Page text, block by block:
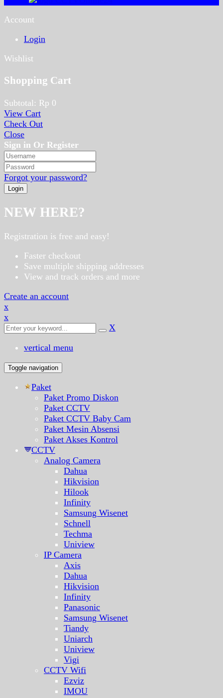
Account
Login
Wishlist
Shopping Cart
Subtotal: Rp 0
View Cart
Check Out
Close
Sign in Or Register
Forgot your password?
NEW HERE?
Registration is free and easy!
Faster checkout
Save multiple shipping addresses
View and track orders and more
Create an account
x
x
X
vertical menu
Toggle navigation
Paket
Paket Promo Diskon
Paket CCTV
Paket CCTV Baby Cam
Paket Mesin Absensi
Paket Akses Kontrol
CCTV
Analog Camera
Dahua
Hikvision
Hilook
Infinity
Samsung Wisenet
Schnell
Techma
Uniview
IP Camera
Axis
Dahua
Hikvision
Infinity
Panasonic
Samsung Wisenet
Tiandy
Uniarch
Uniview
Vigi
CCTV Wifi
Ezviz
IMOU